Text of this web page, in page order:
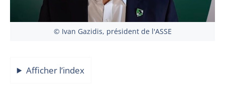
© Ivan Gazidis, président de l'ASSE
Afficher l’index